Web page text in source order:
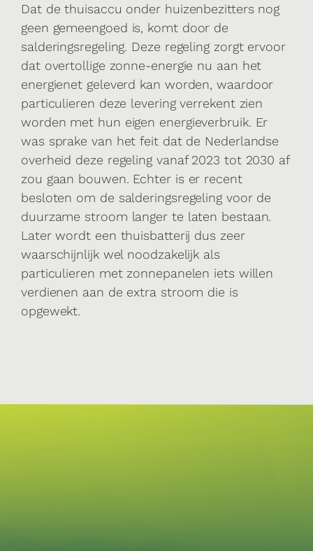
Dat de thuisaccu onder huizenbezitters nog
geen gemeengoed is, komt door de
salderingsregeling. Deze regeling zorgt ervoor
dat overtollige zonne-energie nu aan het
energienet geleverd kan worden, waardoor
particulieren deze levering verrekent zien
worden met hun eigen energieverbruik. Er
was sprake van het feit dat de Nederlandse
overheid deze regeling vanaf 2023 tot 2030 af
zou gaan bouwen. Echter is er recent
besloten om de salderingsregeling voor de
duurzame stroom langer te laten bestaan.
Later wordt een thuisbatterij dus zeer
waarschijnlijk wel noodzakelijk als
particulieren met zonnepanelen iets willen
verdienen aan de extra stroom die is
opgewekt.